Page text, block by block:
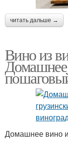
читать дальше →
Вино из
Домашнее
Домашнее вино